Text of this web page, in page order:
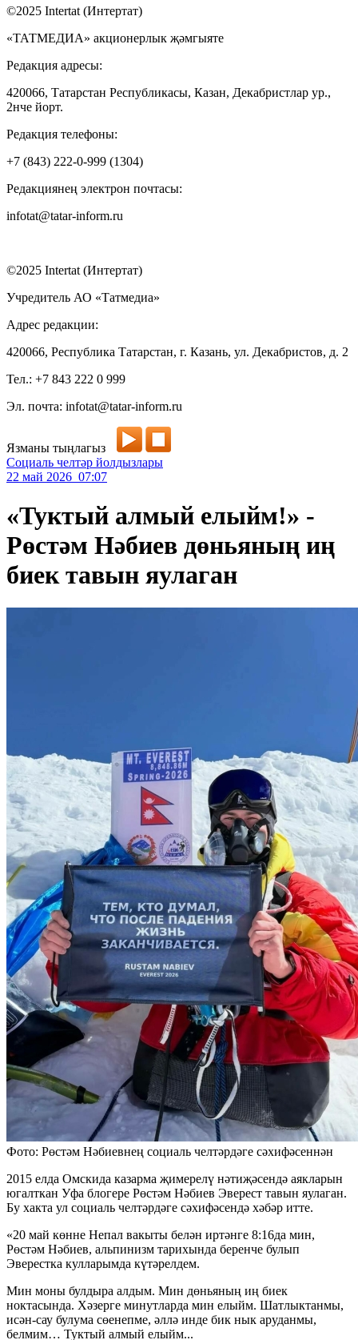
©2025 Intertat (Интертат)
«ТАТМЕДИА» акционерлык җәмгыяте
Редакция адресы:
420066, Татарстан Республикасы, Казан, Декабристлар ур.,
2нче йорт.
Редакция телефоны:
+7 (843) 222-0-999 (1304)
Редакциянең электрон почтасы:
infotat@tatar-inform.ru
©2025 Intertat (Интертат)
Учредитель АО «Татмедиа»
Адрес редакции:
420066, Республика Татарстан, г. Казань, ул. Декабристов, д. 2
Тел.: +7 843 222 0 999
Эл. почта: infotat@tatar-inform.ru
Язманы тыңлагыз
Социаль челтәр йолдызлары
22 май 2026 07:07
«Туктый алмый елыйм!» -
Рөстәм Нәбиев дөньяның иң
биек тавын яулаган
Фото: Рөстәм Нәбиевнең социаль челтәрдәге сәхифәсеннән
2015 елда Омскида казарма җимерелү нәтиҗәсендә аякларын
югалткан Уфа блогере Рөстәм Нәбиев Эверест тавын яулаган.
Бу хакта ул социаль челтәрдәге сәхифәсендә хәбәр итте.
«20 май көнне Непал вакыты белән иртәнге 8:16да мин,
Рөстәм Нәбиев, альпинизм тарихында беренче булып
Эверестка кулларымда күтәрелдем.
Мин моны булдыра алдым. Мин дөньяның иң биек
ноктасында. Хәзерге минутларда мин елыйм. Шатлыктанмы,
исән-сау булума сөенепме, әллә инде бик нык аруданмы,
белмим… Туктый алмый елыйм...